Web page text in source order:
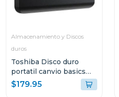
Almacenamiento y Discos
duros
Toshiba Disco duro
portatil canvio basics
hdd de 4tb hdtb540xk
$179.95